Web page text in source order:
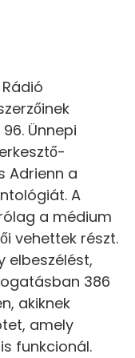
Ünnepi
Adrienn a
A
a médium
vehettek részt.
elbeszélést,
386
akiknek
amely
funkcionál.